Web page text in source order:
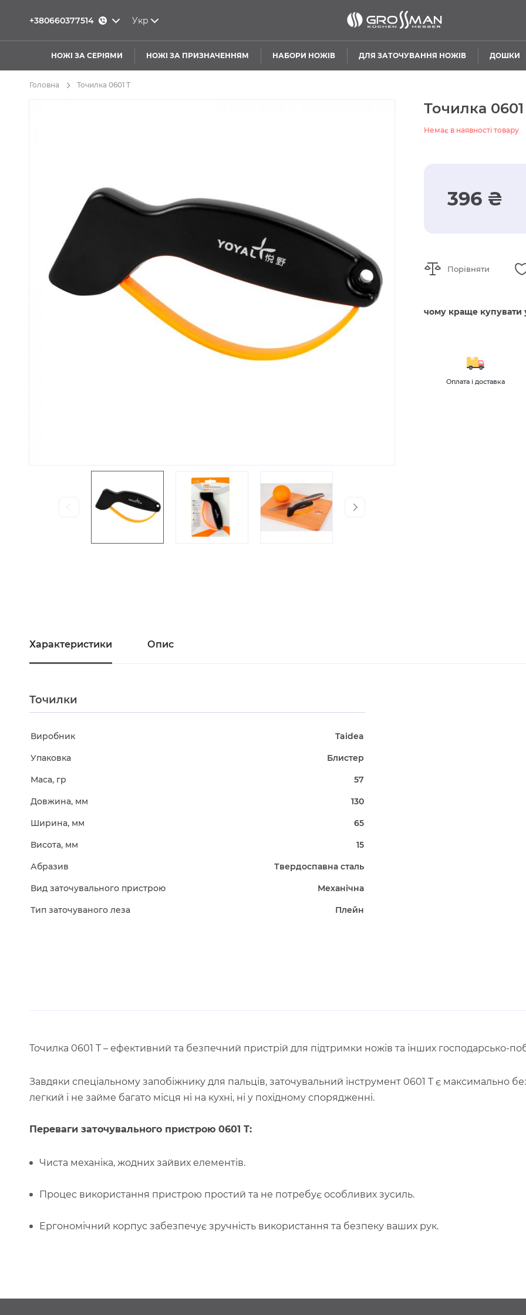
+380660377514 Укр
НОЖІ ЗА СЕРІЯМИ НОЖІ ЗА ПРИЗНАЧЕННЯМ НАБОРИ НОЖІВ ДЛЯ ЗАТОЧУВАННЯ НОЖІВ ДОШКИ
Головна Точилка 0601 T
Точилка 0601
Немає в наявності товару
396 ₴
Порівняти
чому краще купувати
Оплата і доставка
Характеристики
Точилки
Виробник Taidea
Упаковка Блистер
Маса, гр 57
Довжина, мм 130
Ширина, мм 65
Висота, мм 15
Абразив Твердоспавна сталь
Вид заточувального пристрою Механічна
Тип заточуваного леза Плейн
Опис
Точилка 0601 T – ефективний та безпечний пристрій для підтримки ножів та інших господарсько-
Завдяки спеціальному запобіжнику для пальців, заточувальний інструмент 0601 T є максимально
легкий і не займе багато місця ні на кухні, ні у похідному спорядженні.
Переваги заточувального пристрою 0601 T:
Чиста механіка, жодних зайвих елементів.
Процес використання пристрою простий та не потребує особливих зусиль.
Ергономічний корпус забезпечує зручність використання та безпеку ваших рук.